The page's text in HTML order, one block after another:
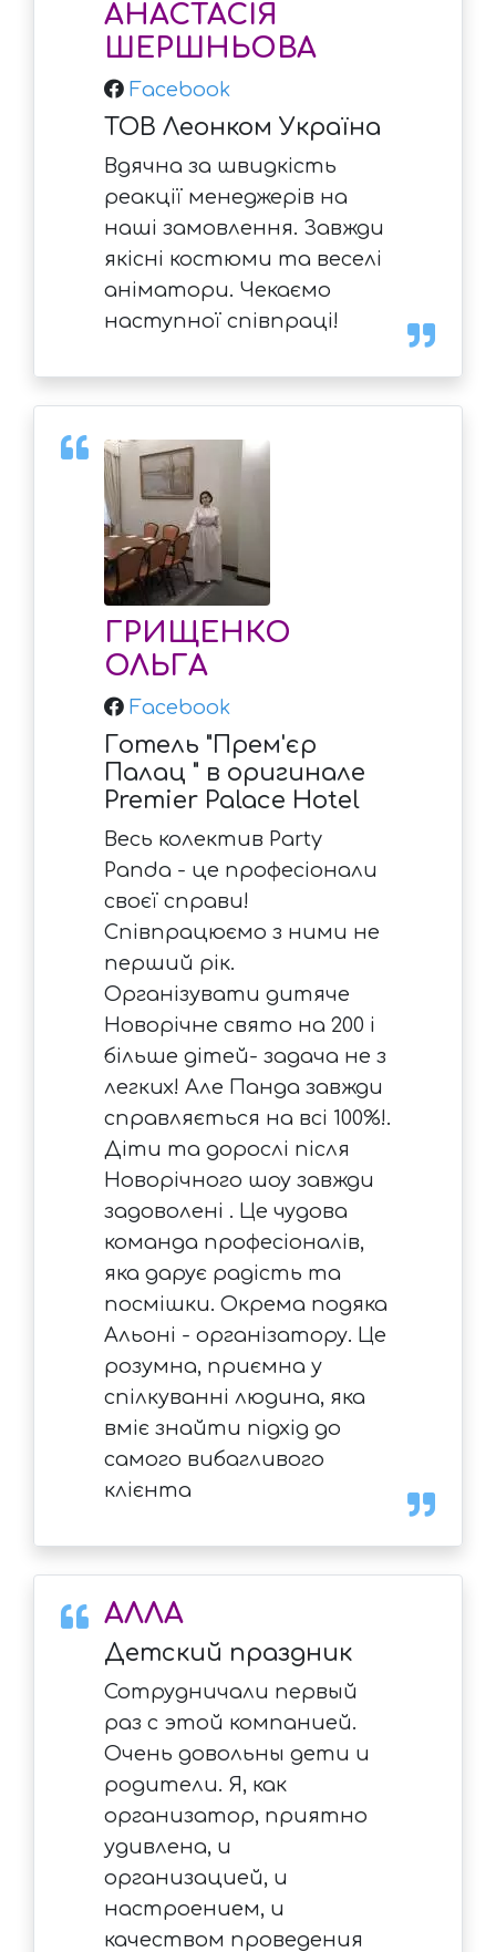
АНАСТАСІЯ
ШЕРШНЬОВА
Facebook
ТОВ Леонком Україна
Вдячна за швидкість
реакції менеджерів на
наші замовлення. Завжди
якісні костюми та веселі
аніматори. Чекаємо
наступної співпраці!
ГРИЩЕНКО
ОЛЬГА
Facebook
Готель "Прем'єр
Палац " в оригинале
Premier Palace Hotel
Весь колектив Party
Panda - це професіонали
своєї справи!
Співпрацюємо з ними не
перший рік.
Організувати дитяче
Новорічне свято на 200 і
більше дітей- задача не з
легких! Але Панда завжди
справляється на всі 100%!.
Діти та дорослі після
Новорічного шоу завжди
задоволені . Це чудова
команда професіоналів,
яка дарує радість та
посмішки. Окрема подяка
Альоні - організатору. Це
розумна, приємна у
спілкуванні людина, яка
вміє знайти підхід до
самого вибагливого
клієнта
АЛЛА
Детский праздник
Сотрудничали первый
раз с этой компанией.
Очень довольны дети и
родители. Я, как
организатор, приятно
удивлена, и
организацией, и
настроением, и
качеством проведения